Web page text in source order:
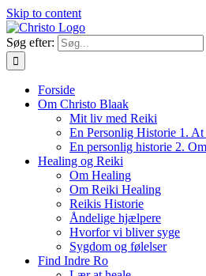
Skip to content
Søg efter:
Forside
Om Christo Blaak
Mit liv med Reiki
En Personlig Historie 1.
En personlig historie 2.
Healing og Reiki
Om Healing
Om Reiki Healing
Reikis Historie
Åndelige hjælpere
Hvorfor vi bliver syge
Sygdom og følelser
Find Indre Ro